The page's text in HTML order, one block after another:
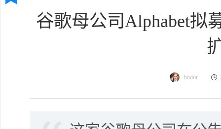
谷歌母公司Alphabet拟
hodor